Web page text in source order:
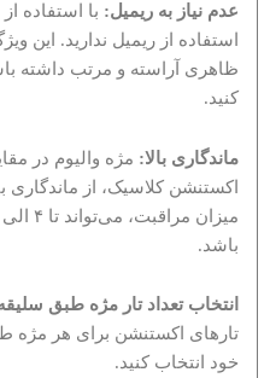
عدم نیاز به ریمیل: با استفاده
استفاده از ریمیل ندارید.
ظاهری آراسته و مرتب داشته
کنید.
ماندگاری بالا: مژه والیوم در
اکستنشن کلاسیک، از
باشد.
انتخاب تعداد تار مژه طبق
تارهای اکستنشن برای هر مژه
خود انتخاب کنید.